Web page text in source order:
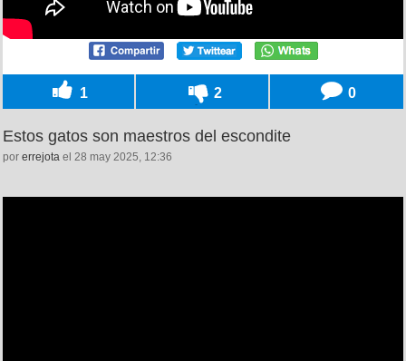
1 2 0
Estos gatos son maestros del escondite
por errejota el 28 may 2025, 12:36